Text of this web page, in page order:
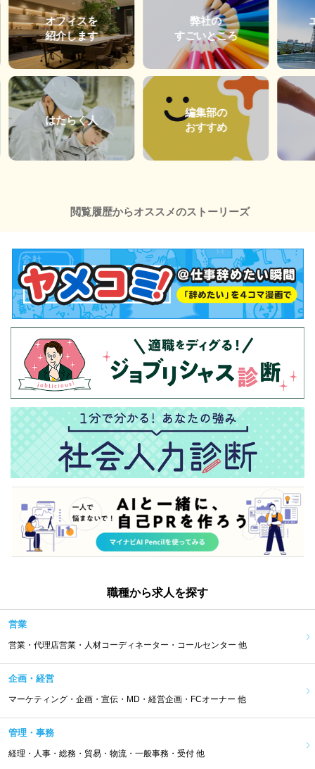
オフィスを
紹介します
はたらく人
弊社の
すごいところ
編集部の
おすすめ
閲覧履歴からオススメのストーリーズ
職種から求人を探す
営業
営業・代理店営業・人材コーディネーター・コールセンター 他
企画・経営
マーケティング・企画・宣伝・MD・経営企画・FCオーナー 他
管理・事務
経理・人事・総務・貿易・物流・一般事務・受付 他